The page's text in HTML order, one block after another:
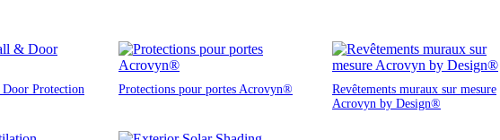
Protection Protections pour portes Acrovyn®
Revêtements muraux sur mesure
Acrovyn by Design®